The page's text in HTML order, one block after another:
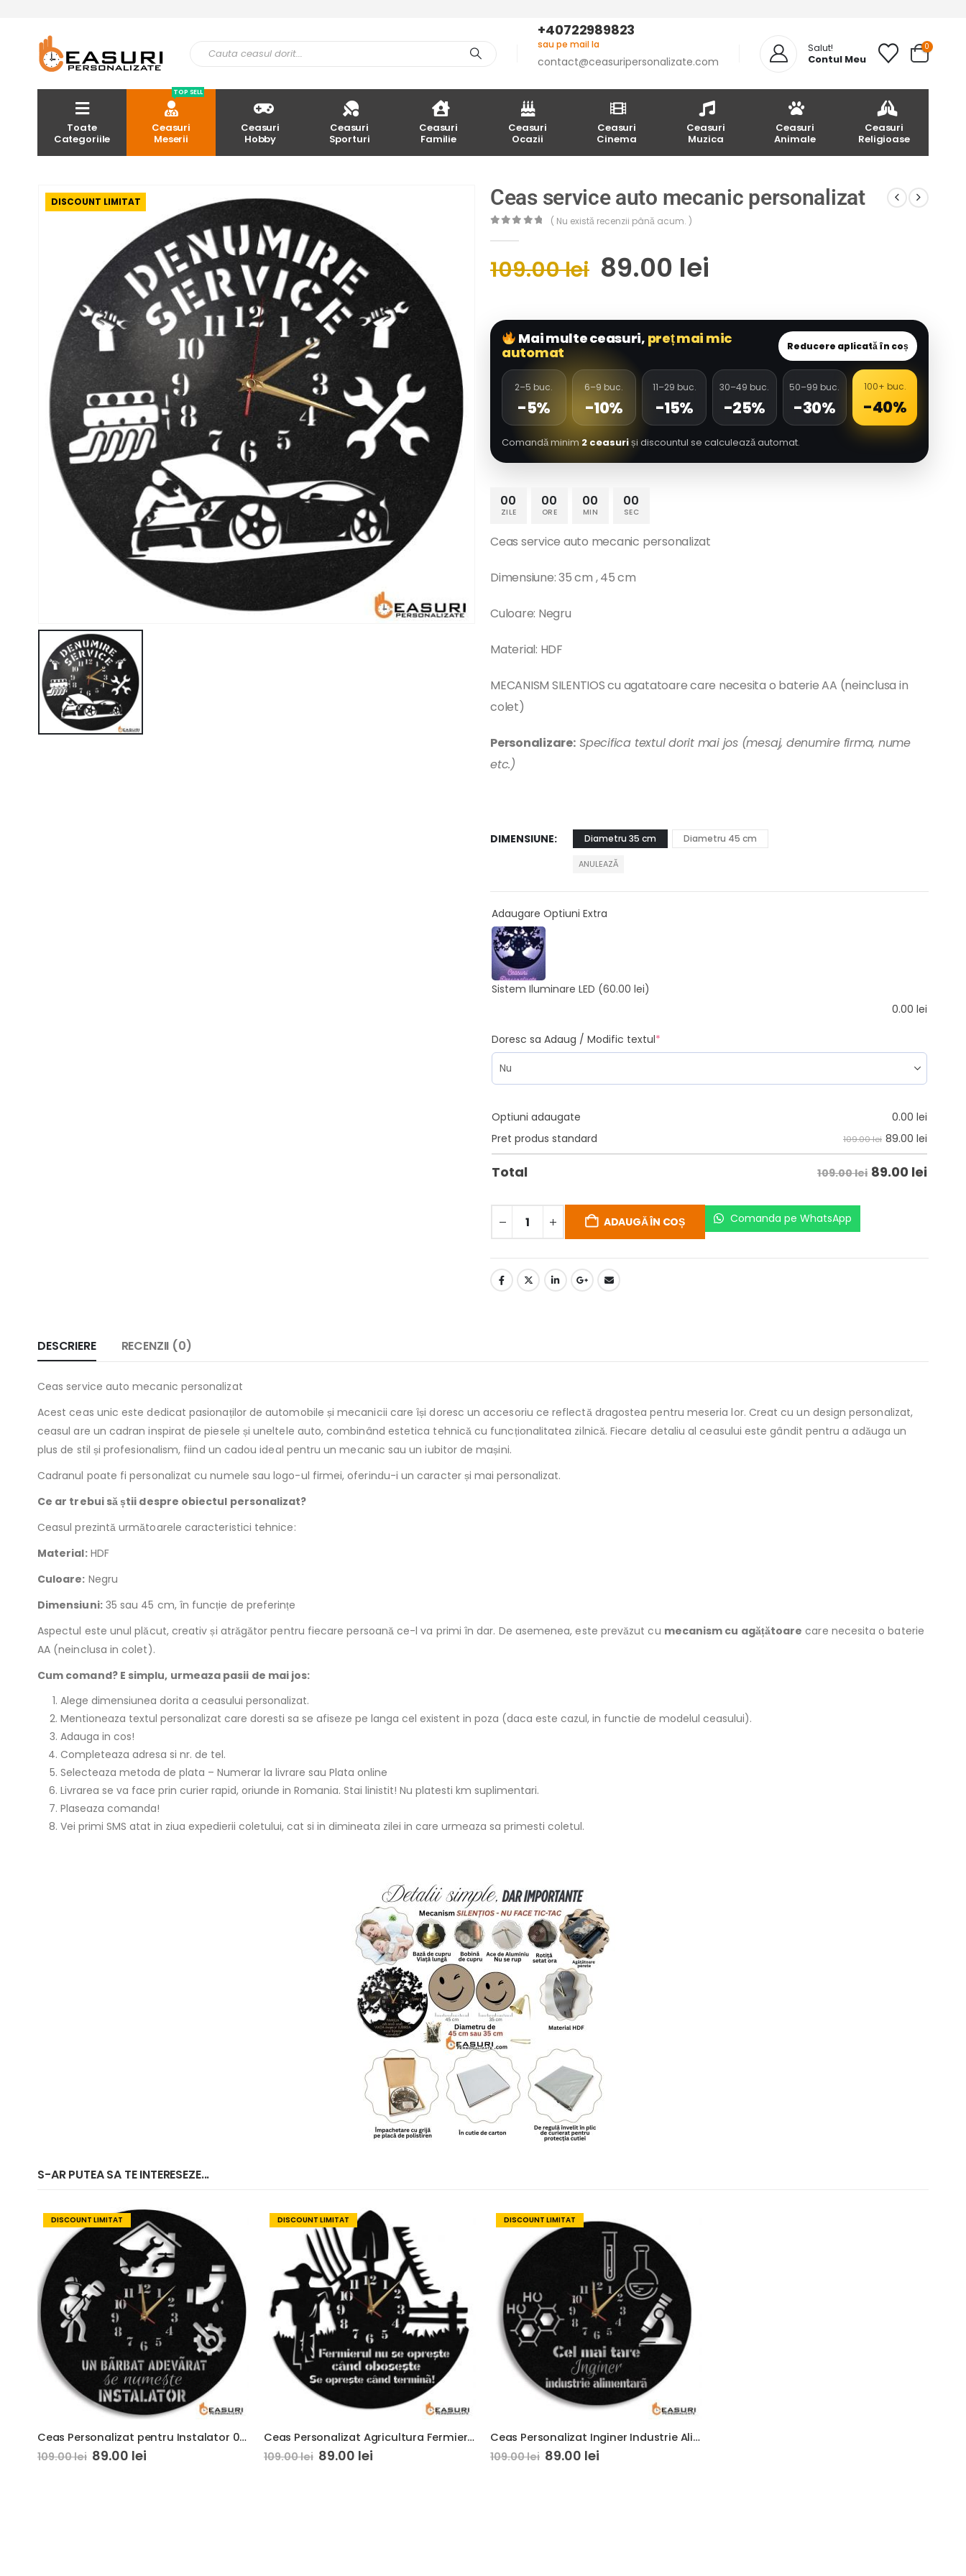
+40722989823
sau pe mail la
contact@ceasuripersonalizate.com
Salut!
Contul Meu
0
Toate
Categoriile
Ceasuri
Meserii
TOP SELL
Ceasuri
Hobby
Ceasuri
Sporturi
Ceasuri
Familie
Ceasuri
Ocazii
Ceasuri
Cinema
Ceasuri
Muzica
Ceasuri
Animale
Ceasuri
Religioase
DISCOUNT LIMITAT Ceas service auto mecanic personalizat
( Nu există recenzii până acum. )
109.00lei 89.00 lei
Mai multe ceasuri, preț mai mic
automat
Reducere aplicată în coș
2–5 buc.
-5%
6–9 buc.
-10%
11–29 buc.
-15%
30–49 buc.
-25%
50–99 buc.
-30%
100+ buc.
-40%
Comandă minim 2 ceasuriși discountul se calculează automat.
00
ZILE
00
ORE
00
MIN
00
SEC
Ceas service auto mecanic personalizat
Dimensiune: 35 cm , 45 cm
Culoare: Negru
Material: HDF
MECANISM SILENTIOS cu agatatoare care necesita o baterie AA (neinclusa in
colet)
Personalizare:Specifica textul dorit mai jos (mesaj, denumire firma, nume
etc.)
DIMENSIUNE Diametru 35 cm Diametru 45 cm
ANULEAZĂ
Adaugare Optiuni Extra
Sistem Iluminare LED (60.00 lei)
0.00 lei
Doresc sa Adaug / Modific textul*
Optiuni adaugate 0.00 lei
Pret produs standard
109.00 lei 89.00 lei
Total 109.00 lei 89.00 lei
ADAUGĂ ÎN COȘ Comanda pe WhatsApp
DESCRIERE RECENZII (0)
Ceas service auto mecanic personalizat
Acest ceas unic este dedicat pasionaților de automobile și mecanicii care își doresc un accesoriu ce reflectă dragostea pentru meseria lor. Creat cu un design personalizat,
ceasul are un cadran inspirat de piesele și uneltele auto, combinând estetica tehnică cu funcționalitatea zilnică. Fiecare detaliu al ceasului este gândit pentru a adăuga un
plus de stil și profesionalism, fiind un cadou ideal pentru un mecanic sau un iubitor de mașini.
Cadranul poate fi personalizat cu numele sau logo-ul firmei, oferindu-i un caracter și mai personalizat.
Ce ar trebui să știi despre obiectul personalizat?
Ceasul prezintă următoarele caracteristici tehnice:
Material:HDF
Culoare: Negru
Dimensiuni:35 sau 45 cm, în funcție de preferințe
Aspectul este unul plăcut, creativ și atrăgător pentru fiecare persoană ce-l va primi în dar. De asemenea, este prevăzut cu mecanism cu agățătoare care necesita o baterie
AA (neinclusa in colet).
Cum comand? E simplu, urmeaza pasii de mai jos:
Alege dimensiunea dorita a ceasului personalizat.
Mentioneaza textul personalizat care doresti sa se afiseze pe langa cel existent in poza (daca este cazul, in functie de modelul ceasului).
Adauga in cos!
Completeaza adresa si nr. de tel.
Selecteaza metoda de plata – Numerar la livrare sau Plata online
Livrarea se va face prin curier rapid, oriunde in Romania. Stai linistit! Nu platesti km suplimentari.
Plaseaza comanda!
Vei primi SMS atat in ziua expedierii coletului, cat si in dimineata zilei in care urmeaza sa primesti coletul.
S-AR PUTEA SA TE INTERESEZE...
DISCOUNT LIMITAT
Ceas Personalizat pentru Instalator 01 Un Barbat Adevarat
109.00lei 89.00 lei
DISCOUNT LIMITAT
Ceas Personalizat Agricultura Fermier 01
109.00lei 89.00 lei
DISCOUNT LIMITAT
Ceas Personalizat Inginer Industrie Alimentara
109.00lei 89.00 lei